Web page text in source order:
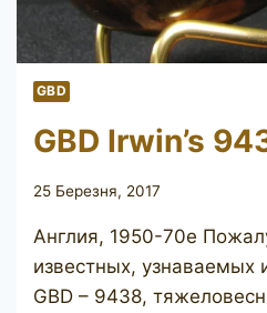
GBD
GBD Irwin’s
25 Березня, 2017
Англия, 1950-70е
известных, узнаваемых
GBD – 9438,